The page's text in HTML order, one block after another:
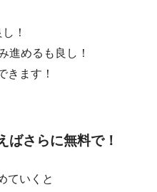
！
進めるも良し！
きます！
ばさらに無料で！
ていくと